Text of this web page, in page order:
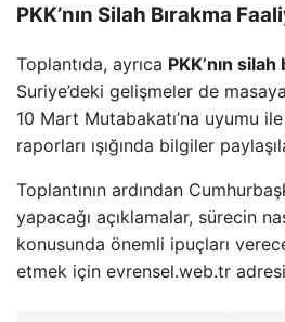
PKK’nın Silah Bırakma
Toplantıda, ayrıca PKK’nın
Suriye’deki gelişmeler de
10 Mart Mutabakatı’na uyumu
raporları ışığında bilgiler
Toplantının ardından
yapacağı açıklamalar, sürecin
konusunda önemli ipuçları
etmek için evrensel.web.tr